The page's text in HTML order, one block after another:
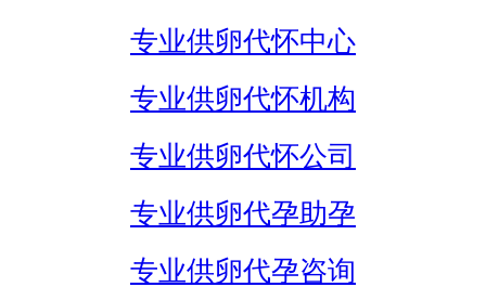
专业供卵代怀中心
专业供卵代怀机构
专业供卵代怀公司
专业供卵代孕助孕
专业供卵代孕咨询